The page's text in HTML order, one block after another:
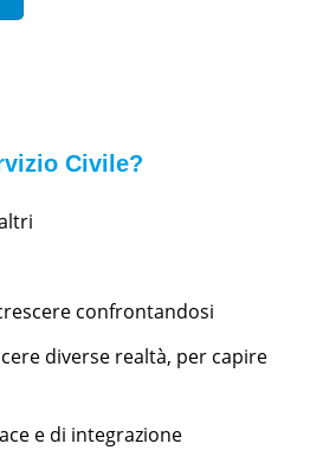
Civile?
confrontandosi
diverse realtà, per capire
e di integrazione